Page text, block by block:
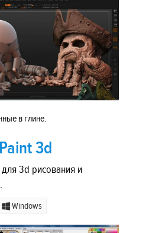
в глине.
3d
3d рисования и
Windows